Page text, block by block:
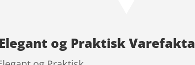
og Praktisk Varefakta